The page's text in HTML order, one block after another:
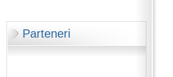
Parteneri